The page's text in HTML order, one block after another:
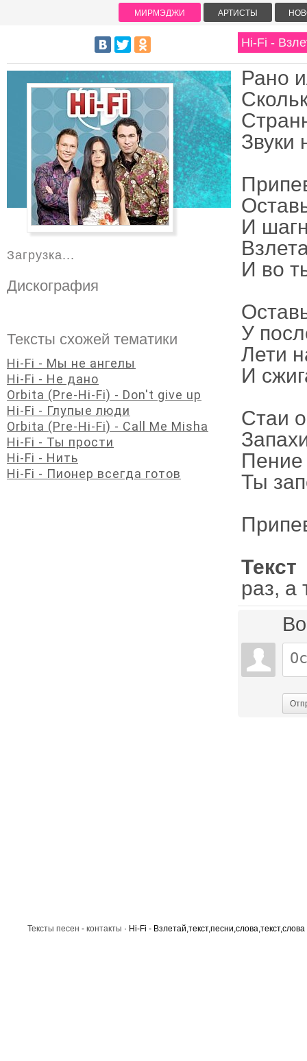
Hi-Fi -
Рано
Звуки
И
И во
У
Лети
И
Стаи
Пение
Ты
раз, а
Загрузка...
Дискография
Тексты схожей тематики
Hi-Fi - Мы не ангелы
Hi-Fi - Не дано
Orbita (Pre-Hi-Fi) - Don't give up
Hi-Fi - Глупые люди
Orbita (Pre-Hi-Fi) - Call Me Misha
Hi-Fi - Ты прости
Hi-Fi - Нить
Hi-Fi - Пионер всегда готов
Тексты песен - контакты · Hi-Fi -
МИРМЭДЖИ АРТИСТЫ